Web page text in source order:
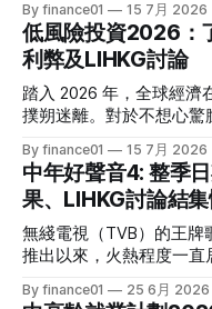
息的預期再度升溫。 當定期存款利率逐漸從高位回落，如何
將資金轉投至能夠產生穩
資理財的核心課題。本文
數據，盤點港股、美股
具，並深度拆解背後的潛
格價與部署，以下先將這
收息產品進行系統性匯總： 範疇代號 / 名稱產品性質
估算年化股息率 / 派息率
動 (00941)通訊藍籌
強，兼具防守與增長。
5.8% - 6.0%半年配受益
By finance01 15 7月 2026
低風險投資2026：
利弊及LIHKG討論
踏入 2026 年，全球經濟
撲朔迷離。對於不想心驚
場目前有相當多穩健的防
香港最新主流低風險投資
（LIHKG）「財經台」巴
價！ 2026年香港熱門低風險投資工具一覽 在香港，低風險投
資主要圍繞「保本」與「
受市場歡迎的 5 大產品比較： 投資工具2026年預估
資金鎖定期適合對象風險
By finance01 15 7月 2026
中年好聲音4: 整季
果、LIHKG討論結
無綫電視（TVB）的王牌
推出以來，火熱程度一直
了更新穎的賽制，舞台與
By finance01 25 6月 2026